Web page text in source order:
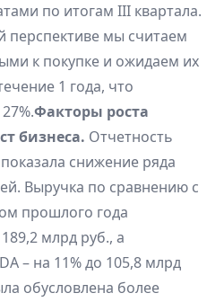
по итогам III квартала.
перспективе мы считаем
к покупке и ожидаем их
1 года, что
Факторы роста
бизнеса. Отчетность
снижение ряда
Выручка по сравнению с
прошлого года
млрд руб., а
– на 11% до 105,8 млрд
обусловлена более